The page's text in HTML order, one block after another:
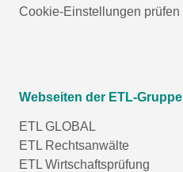
Cookie-Einstellungen prüfen
Webseiten der ETL-Gruppe
ETL GLOBAL
ETL Rechtsanwälte
ETL Wirtschaftsprüfung